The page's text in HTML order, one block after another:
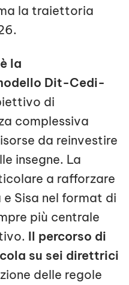
la traiettoria
la
Dit-Cedi-
di
complessiva
da reinvestire
insegne. La
a rafforzare
Sisa nel format di
più centrale
Il percorso di
su sei direttrici
delle regole